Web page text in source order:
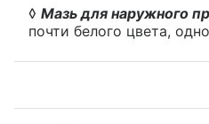
◊ Мазь для наружного
почти белого цвета,